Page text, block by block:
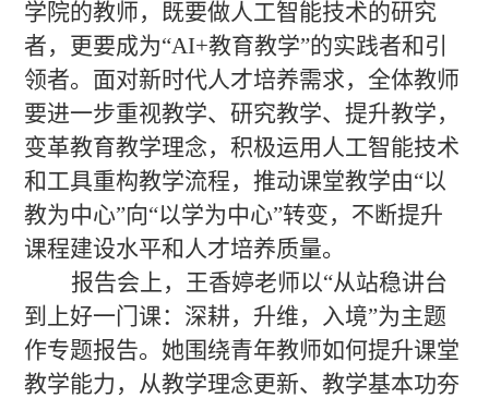
学院的教师，既要做人工智能技术的研究
者，更要成为“AI+教育教学”的实践者和引
领者。面对新时代人才培养需求，全体教师
要进一步重视教学、研究教学、 提升教学，
变革教育教学理念， 积极运用 人工智能技术
和工具重构教学流程，推动课堂教学由“以
教为中心”向“以学为中心”转变，不断提升
课程建设水平和人才培养质量。
报告会上，王香婷老师以“从站稳讲台
到上好一门课：深耕，升维，入境”为主题
作专题报告。她围绕青年教师如何提升课堂
教学能力，从教学理念更新、教学基本功夯